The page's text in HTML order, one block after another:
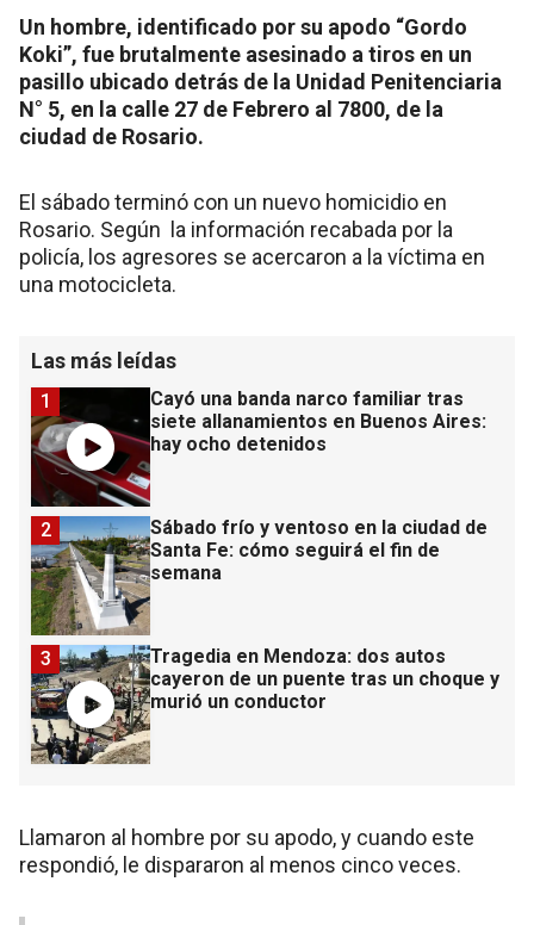
Un hombre, identificado por su apodo “Gordo
Koki”, fue brutalmente asesinado a tiros en un
pasillo ubicado detrás de la Unidad Penitenciaria
N° 5, en la calle 27 de Febrero al 7800, de la
ciudad de Rosario.
El sábado terminó con un nuevo homicidio en
Rosario. Según la información recabada por la
policía, los agresores se acercaron a la víctima en
una motocicleta.
Las más leídas
Cayó una banda narco familiar tras
siete allanamientos en Buenos Aires:
hay ocho detenidos
1
Sábado frío y ventoso en la ciudad de
Santa Fe: cómo seguirá el fin de
semana
2
Tragedia en Mendoza: dos autos
cayeron de un puente tras un choque y
murió un conductor
3
Llamaron al hombre por su apodo, y cuando este
respondió, le dispararon al menos cinco veces.